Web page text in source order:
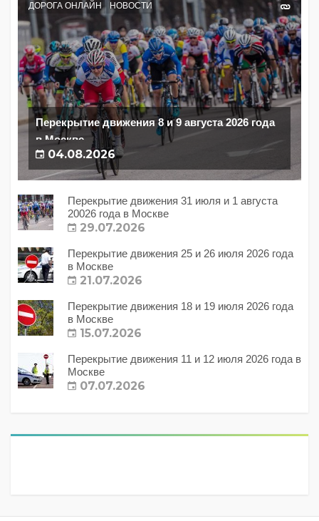
ДОРОГА ОНЛАЙН НОВОСТИ
Перекрытие движения 8 и 9 августа 2026 года
в Москве
04.08.2026
Перекрытие движения 31 июля и 1 августа
20026 года в Москве
29.07.2026
Перекрытие движения 25 и 26 июля 2026 года
в Москве
21.07.2026
Перекрытие движения 18 и 19 июля 2026 года
в Москве
15.07.2026
Перекрытие движения 11 и 12 июля 2026 года в
Москве
07.07.2026